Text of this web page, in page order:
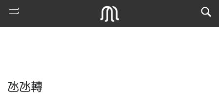
氹氹轉